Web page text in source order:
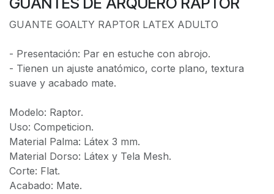
GUANTE GOALTY RAPTOR LATEX ADULTO
- Presentación: Par en estuche con abrojo.
- Tienen un ajuste anatómico, corte plano, textura
suave y acabado mate.
Modelo: Raptor.
Uso: Competicion.
Material Palma: Látex 3 mm.
Material Dorso: Látex y Tela Mesh.
Corte: Flat.
Acabado: Mate.